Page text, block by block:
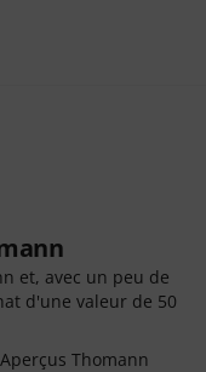
et, avec un peu de
d'une valeur de 50
Aperçus Thomann